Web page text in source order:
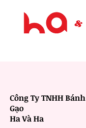
Công Ty TNHH Bánh
Gạo
Ha Và Ha